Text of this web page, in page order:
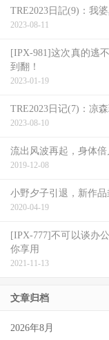
TRE2023日記(9)：我
2023-08-11
[IPX-981]这次真的逃
到翻！
2023-01-19
TRE2023日记(7)：凉
2023-08-10
流出风波再起，身体倍
2019-12-08
小野夕子引退，新作品
2020-04-19
[IPX-777]不可以谈办
你享用
2021-11-13
文章归档
2026年8月